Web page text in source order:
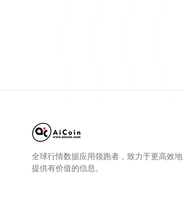
全球行情数据应用领跑者，致力于更高效地
提供有价值的信息。